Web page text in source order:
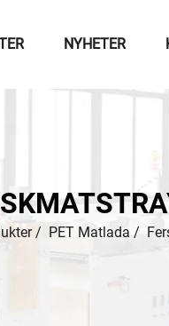
NYHETER
/ PET Matlada /